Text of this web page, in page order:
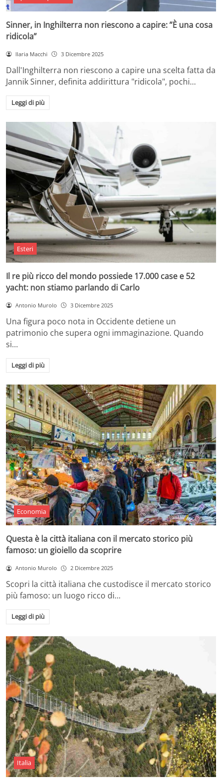
Sinner, in Inghilterra non riescono a capire: ”È una cosa
ridicola”
Ilaria Macchi 3 Dicembre 2025
Dall'Inghilterra non riescono a capire una scelta fatta da
Jannik Sinner, definita addirittura "ridicola", pochi…
Leggi di più
Esteri
Il re più ricco del mondo possiede 17.000 case e 52
yacht: non stiamo parlando di Carlo
Antonio Murolo 3 Dicembre 2025
Una figura poco nota in Occidente detiene un
patrimonio che supera ogni immaginazione. Quando
si…
Leggi di più
Economia
Questa è la città italiana con il mercato storico più
famoso: un gioiello da scoprire
Antonio Murolo 2 Dicembre 2025
Scopri la città italiana che custodisce il mercato storico
più famoso: un luogo ricco di…
Leggi di più
Italia